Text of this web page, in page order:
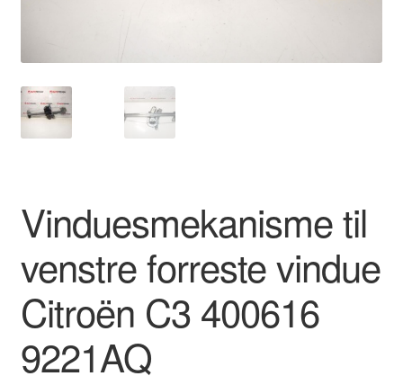
Om os
Vinduesmekanisme til
venstre forreste vindue
Citroën C3 400616
9221AQ